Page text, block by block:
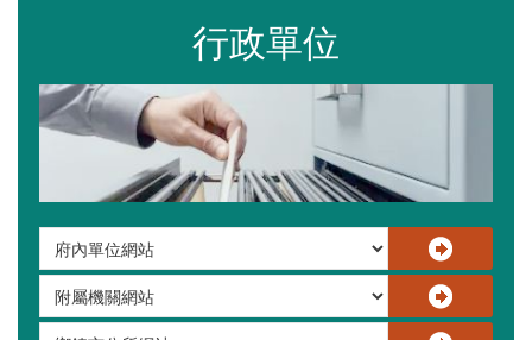
行政單位